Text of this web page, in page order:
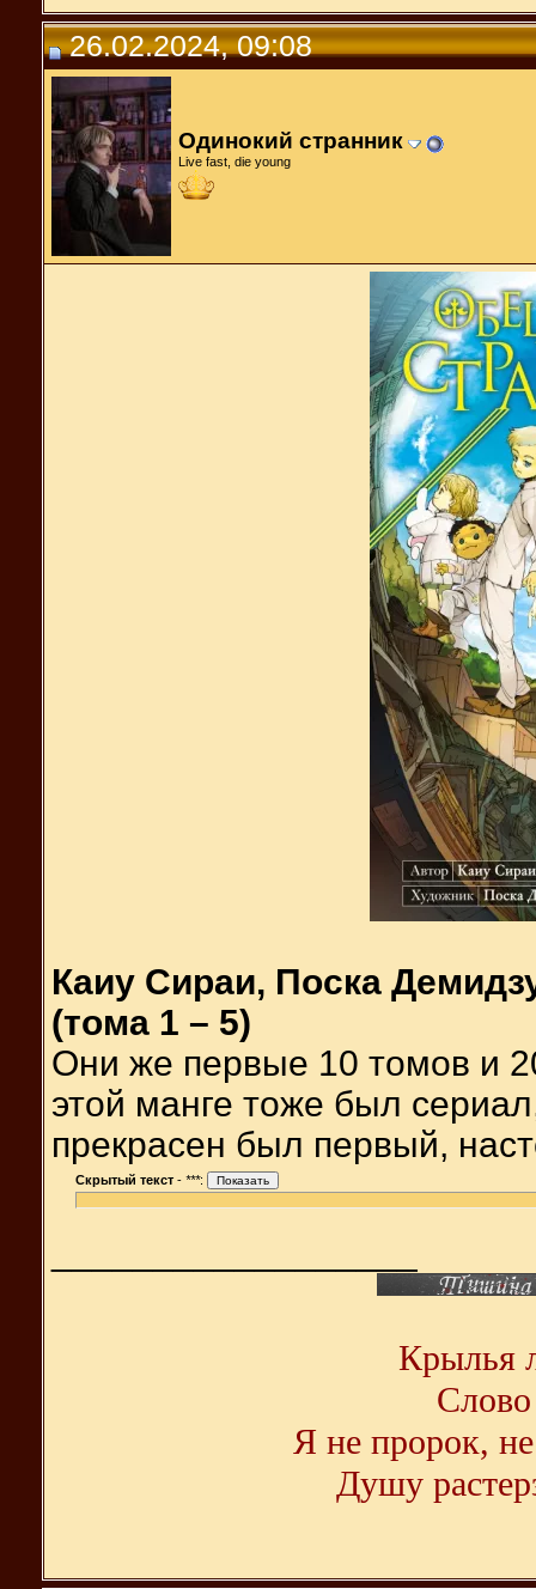
26.02.2024, 09:08
Одинокий странник
Live fast, die young
Каиу Сираи, Поска
(тома 1 – 5)
Они же первые 10 томов и
этой манге тоже был
прекрасен был первый,
Скрытый текст - ***:
Крылья
Слово
Я не пророк,
Душу